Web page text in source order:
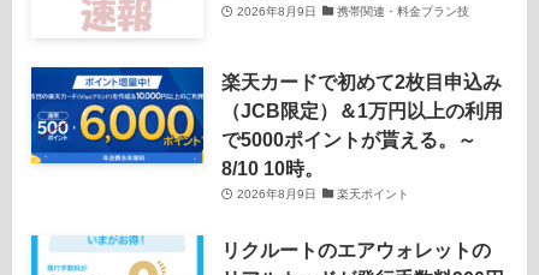
2026年8月9日 携帯関連・料金プラン技
楽天カードで初めて2枚目申込み
（JCB限定）＆1万円以上の利用
で5000ポイントが貰える。～
8/10 10時。
2026年8月9日 楽天ポイント
リクルートのエアウォレットの